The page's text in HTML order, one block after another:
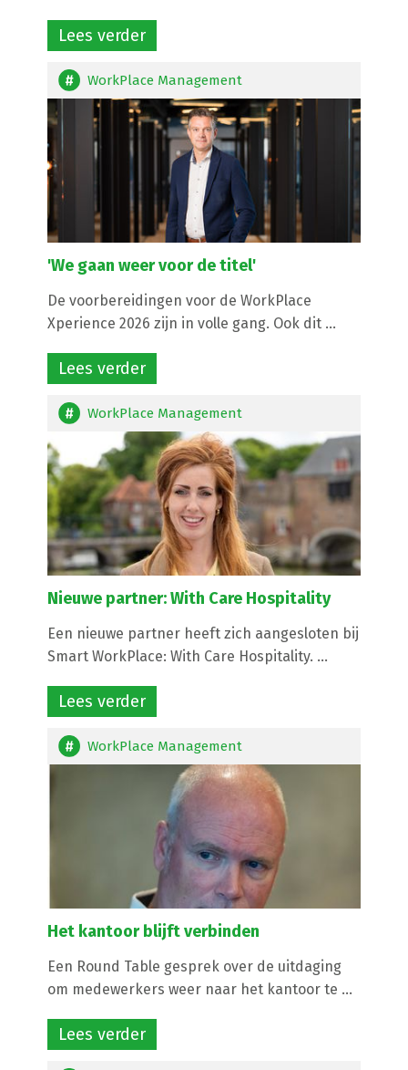
Lees verder
WorkPlace Management
'We gaan weer voor de titel'
De voorbereidingen voor de WorkPlace
Xperience 2026 zijn in volle gang. Ook dit ...
Lees verder
WorkPlace Management
Nieuwe partner: With Care Hospitality
Een nieuwe partner heeft zich aangesloten bij
Smart WorkPlace: With Care Hospitality. ...
Lees verder
WorkPlace Management
Het kantoor blijft verbinden
Een Round Table gesprek over de uitdaging
om medewerkers weer naar het kantoor te ...
Lees verder